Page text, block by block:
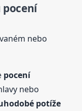
pocení
nebo
pocení
nebo
potíže